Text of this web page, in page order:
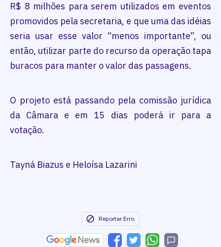
R$ 8 milhões para serem utilizados em eventos
promovidos pela secretaria, e que uma das idéias
seria usar esse valor “menos importante”, ou
então, utilizar parte do recurso da operação tapa
buracos para manter o valor das passagens.
O projeto está passando pela comissão jurídica
da Câmara e em 15 dias poderá ir para a
votação.
Tayná Biazus e Heloísa Lazarini
Reportar Erro